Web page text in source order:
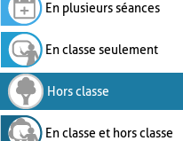
En plusieurs séances
En classe seulement
Hors classe
En classe et hors classe